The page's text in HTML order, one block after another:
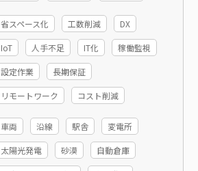
省スペース化 工数削減 DX
IoT 人手不足 IT化 稼働監視
設定作業 長期保証
リモートワーク コスト削減
車両 沿線 駅舎 変電所
太陽光発電 砂漠 自動倉庫